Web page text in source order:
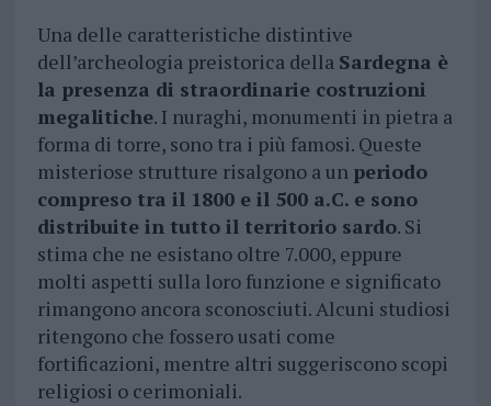
Una delle caratteristiche distintive
dell’archeologia preistorica della Sardegna è
la presenza di straordinarie costruzioni
megalitiche. I nuraghi, monumenti in pietra a
forma di torre, sono tra i più famosi. Queste
misteriose strutture risalgono a un periodo
compreso tra il 1800 e il 500 a.C. e sono
distribuite in tutto il territorio sardo. Si
stima che ne esistano oltre 7.000, eppure
molti aspetti sulla loro funzione e significato
rimangono ancora sconosciuti. Alcuni studiosi
ritengono che fossero usati come
fortificazioni, mentre altri suggeriscono scopi
religiosi o cerimoniali.